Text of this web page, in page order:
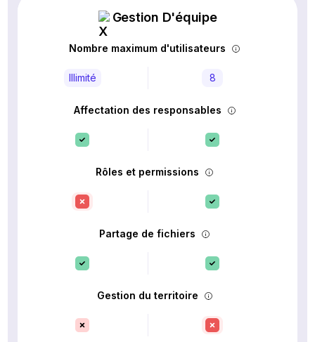
Gestion D'équipe
Nombre maximum d'utilisateurs
Illimité 8
Affectation des responsables
Rôles et permissions
Partage de fichiers
Gestion du territoire